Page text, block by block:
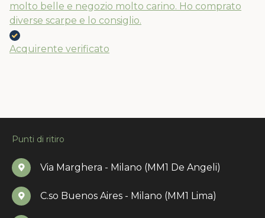
molto belle e negozio molto carino. Ho comprato
diverse scarpe e lo consiglio.
Acquirente verificato
Punti di ritiro
Via Marghera - Milano (MM1 De Angeli)
C.so Buenos Aires - Milano (MM1 Lima)